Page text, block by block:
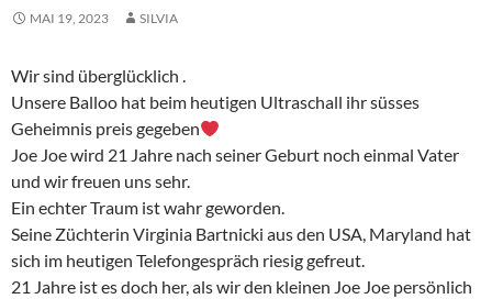
MAI 19, 2023 SILVIA
Wir sind überglücklich .
Unsere Balloo hat beim heutigen Ultraschall ihr süsses
Geheimnis preis gegeben
Joe Joe wird 21 Jahre nach seiner Geburt noch einmal Vater
und wir freuen uns sehr.
Ein echter Traum ist wahr geworden.
Seine Züchterin Virginia Bartnicki aus den USA, Maryland hat
sich im heutigen Telefongespräch riesig gefreut.
21 Jahre ist es doch her, als wir den kleinen Joe Joe persönlich